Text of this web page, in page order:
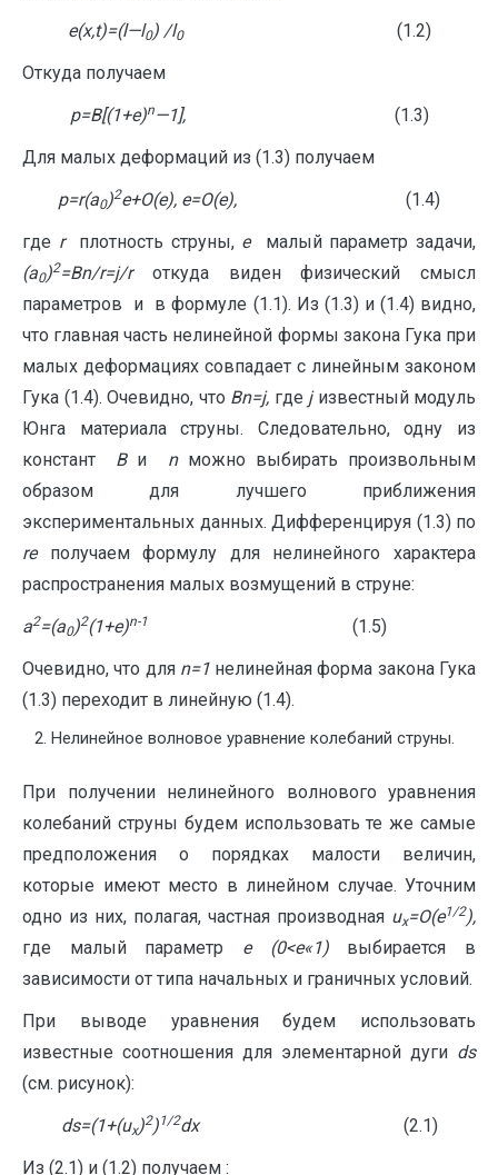
e(x,t)=(l—l0) /l0
(1.2)
Откуда получаем
p=B[(1+e)n—1], (1.3)
Для малых деформаций из (1.3) получаем
p=r(a0)2e+O(e), e=O(e), (1.4)
где rплотность струны, eмалый параметр задачи,
(a0)2=Bn/r=j/rоткуда виден физический смысл
параметров и в формуле (1.1). Из (1.3) и (1.4) видно,
что главная часть нелинейной формы закона Гука при
малых деформациях совпадает с линейным законом
Гука (1.4). Очевидно, что Bn=j, где jизвестный модуль
Юнга материала струны. Следовательно, одну из
констант Bи nможно выбирать произвольным
образом для лучшего приближения
экспериментальных данных. Дифференцируя (1.3) по
reполучаем формулу для нелинейного характера
распространения малых возмущений в струне:
a2=(a0)2(1+e)n-1
(1.5)
Очевидно, что для n=1нелинейная форма закона Гука
(1.3) переходит в линейную (1.4).
Нелинейное волновое уравнение колебаний струны.
При получении нелинейного волнового уравнения
колебаний струны будем использовать те же самые
предположения о порядках малости величин,
которые имеют место в линейном случае. Уточним
одно из них, полагая, частная производная ux=O(e1/2),
где малый параметр e(0<e«1) выбирается в
зависимости от типа начальных и граничных условий.
При выводе уравнения будем использовать
известные соотношения для элементарной дуги ds
(см. рисунок):
ds=(1+(ux)2)1/2dx
(2.1)
Из (2.1) и (1.2) получаем :